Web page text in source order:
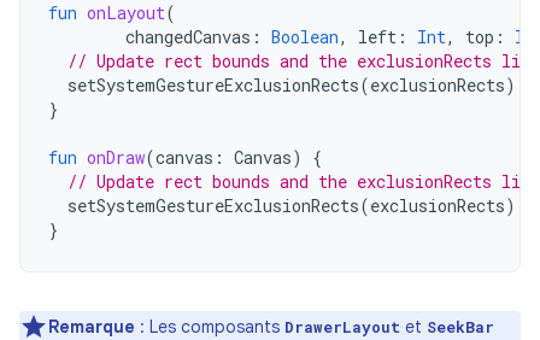
fun onLayout(
changedCanvas : Boolean, left : Int, top :
// Update rect bounds and the exclusionRects list
setSystemGestureExclusionRects(exclusionRects)
}
fun onDraw(canvas : Canvas)
{
// Update rect bounds and the exclusionRects list
setSystemGestureExclusionRects(exclusionRects)
}
Remarque : Les composants DrawerLayout et SeekBar